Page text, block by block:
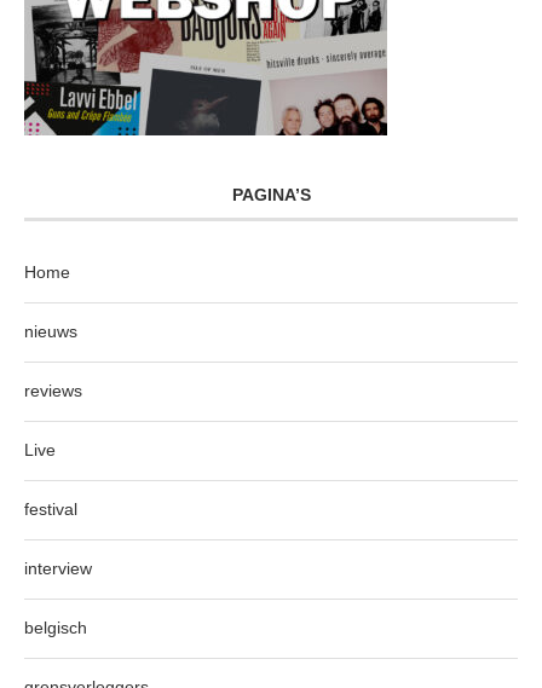
PAGINA’S
Home
nieuws
reviews
Live
festival
interview
belgisch